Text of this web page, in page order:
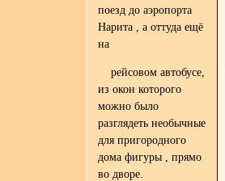
поезд до аэропорта
Нарита , а оттуда ещё
на
рейсовом автобусе,
из окон которого
можно было
разглядеть необычные
для пригородного
дома фигуры , прямо
во дворе.